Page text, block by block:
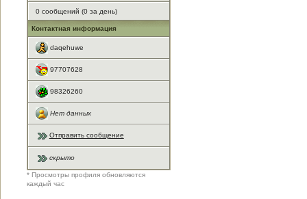
0 сообщений (0 за день)
Контактная информация
daqehuwe
97707628
98326260
Нет данных
Отправить сообщение
скрыто
* Просмотры профиля обновляются
каждый час